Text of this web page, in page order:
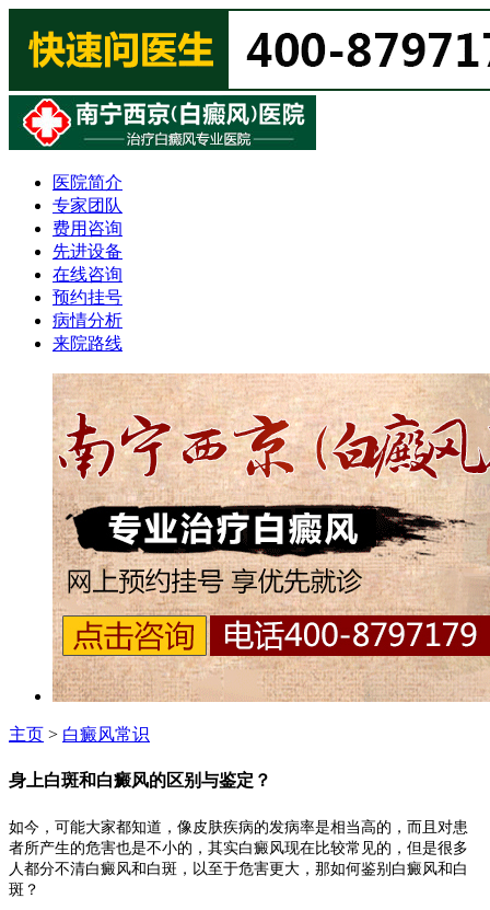
医院简介
专家团队
费用咨询
先进设备
在线咨询
预约挂号
病情分析
来院路线
主页 > 白癜风常识
身上白斑和白癜风的区别与鉴定？
如今，可能大家都知道，像皮肤疾病的发病率是相当高的，而且对患
者所产生的危害也是不小的，其实白癜风现在比较常见的，但是很多
人都分不清白癜风和白斑，以至于危害更大，那如何鉴别白癜风和白
斑？